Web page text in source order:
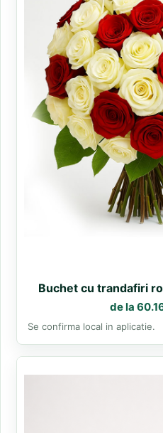
Buchet cu trandafiri
de la
Se confirma local in aplicatie.